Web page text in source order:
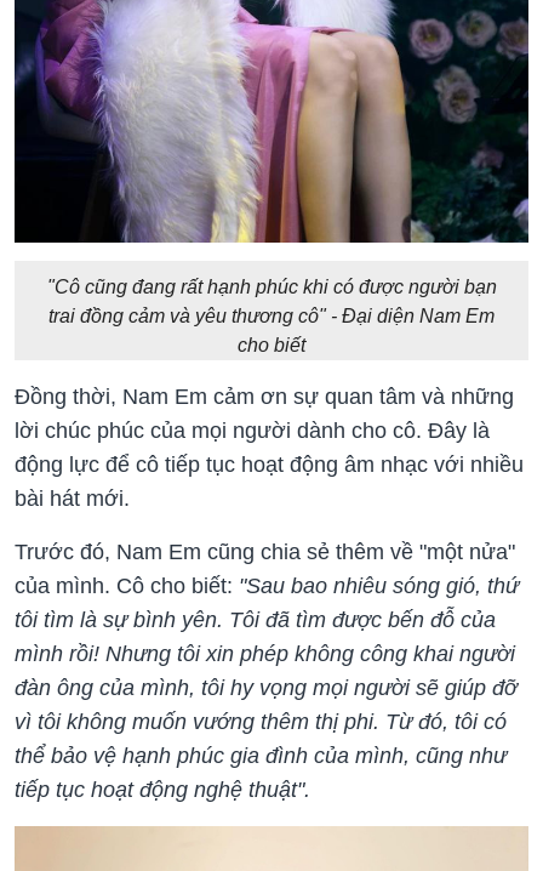
"Cô cũng đang rất hạnh phúc khi có được người bạn
trai đồng cảm và yêu thương cô" - Đại diện Nam Em
cho biết
Đồng thời, Nam Em cảm ơn sự quan tâm và những
lời chúc phúc của mọi người dành cho cô. Đây là
động lực để cô tiếp tục hoạt động âm nhạc với nhiều
bài hát mới.
Trước đó, Nam Em cũng chia sẻ thêm về "một nửa"
của mình. Cô cho biết: "Sau bao nhiêu sóng gió, thứ
tôi tìm là sự bình yên. Tôi đã tìm được bến đỗ của
mình rồi! Nhưng tôi xin phép không công khai người
đàn ông của mình, tôi hy vọng mọi người sẽ giúp đỡ
vì tôi không muốn vướng thêm thị phi. Từ đó, tôi có
thể bảo vệ hạnh phúc gia đình của mình, cũng như
tiếp tục hoạt động nghệ thuật".